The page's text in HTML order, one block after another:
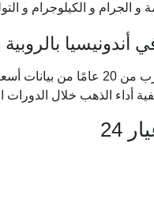
الجرام و الكيلوجرام و
بالروبية
يوضح المخطط التفاعلي ما